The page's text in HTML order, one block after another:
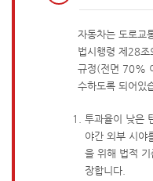
자동차는 도로교
법시행령 제28조
규정(전면 70%
수하도록 되어있
투과율이 낮은
야간 외부 시야
을 위해 법적
장합니다.